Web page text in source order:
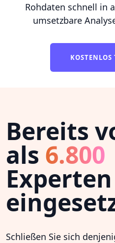
Rohdaten schnell in
umsetzbare
KOSTENLOS
Bereits
als 6.800
Experten
Schließen Sie sich